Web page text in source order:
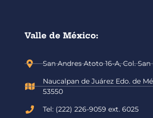
Valle de México:
San Andres Atoto 16-A, Col.
Naucalpan de Juárez Edo. de
53550
Tel: (222) 226-9059 ext. 6025